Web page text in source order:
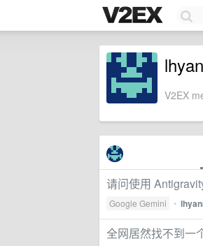
V2EX
请问使用
Google Gemini •
全网居然找不到一